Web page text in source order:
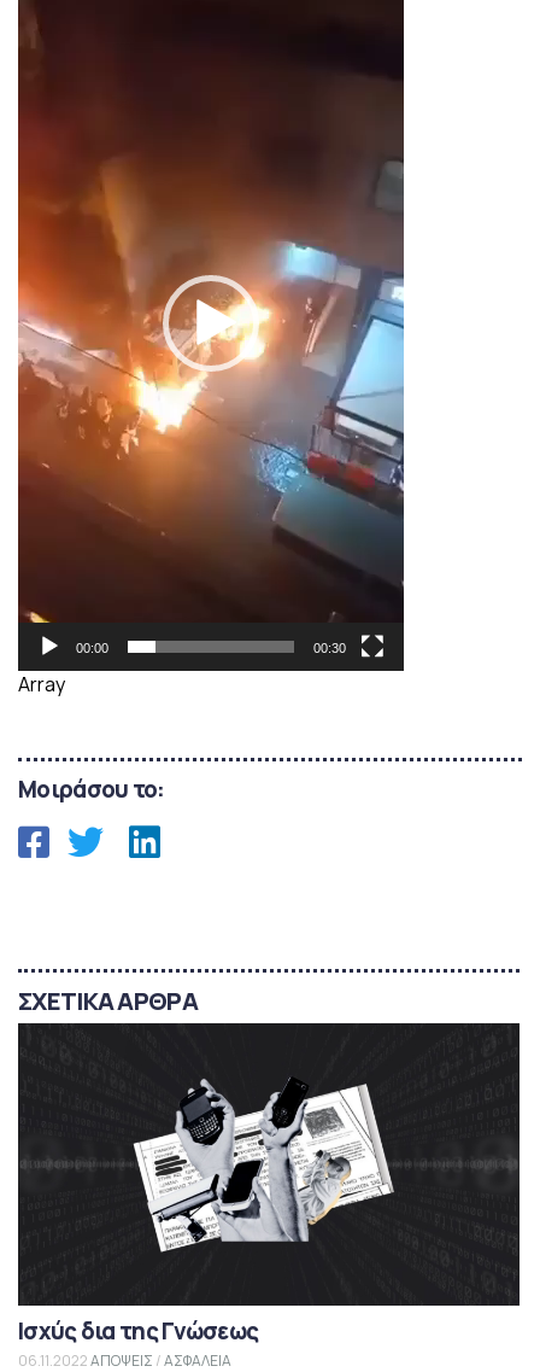
Αναπαραγωγής
00:00 00:30
Array
Μοιράσου το:
ΣΧΕΤΙΚΑ ΑΡΘΡΑ
Ισχύς δια της Γνώσεως
06.11.2022ΑΠΟΨΕΙΣ /ΑΣΦΑΛΕΙΑ